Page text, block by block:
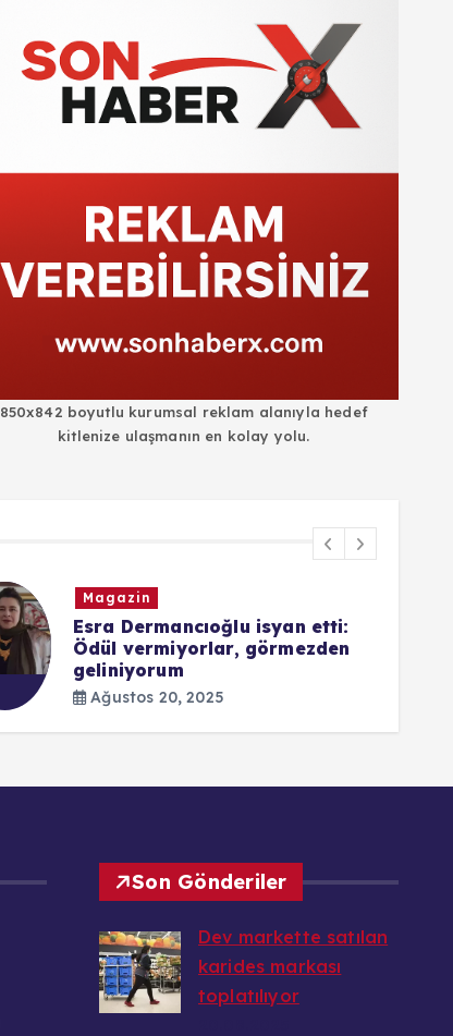
850x842 boyutlu kurumsal reklam alanıyla hedef
kitlenize ulaşmanın en kolay yolu.
Magazin
Esra Dermancıoğlu isyan etti:
Ödül vermiyorlar, görmezden
geliniyorum
Ağustos 20, 2025
Son Gönderiler
Dev markette satılan
karides markası
toplatılıyor